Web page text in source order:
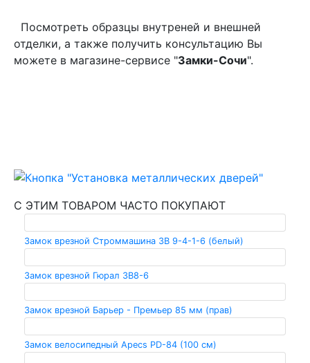
Посмотреть образцы внутреней и внешней
отделки, а также получить консультацию Вы
можете в магазине-сервисе "Замки-Сочи".
С ЭТИМ ТОВАРОМ ЧАСТО ПОКУПАЮТ
Замок врезной Строммашина ЗВ 9-4-1-6 (белый)
Замок врезной Гюрал ЗВ8-6
Замок врезной Барьер - Премьер 85 мм (прав)
Замок велосипедный Apecs PD-84 (100 см)